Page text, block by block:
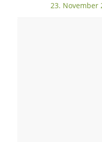
23. November
/